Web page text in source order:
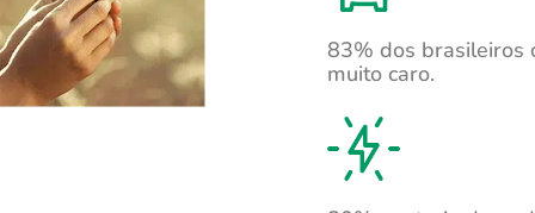
83% dos brasileiros
muito caro.